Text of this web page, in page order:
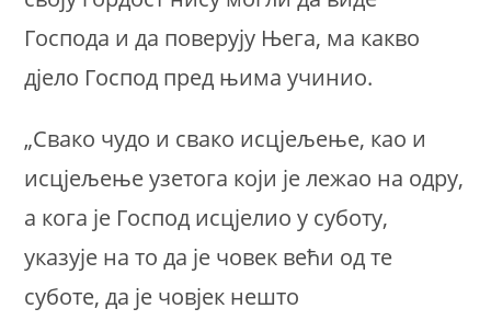
Господа и да поверују Њега, ма какво
дјело Господ пред њима учинио.
„Свако чудо и свако исцјељење, као и
исцјељење узетога који је лежао на одру,
а кога је Господ исцјелио у суботу,
указује на то да је човек већи од те
суботе, да је човјек нешто